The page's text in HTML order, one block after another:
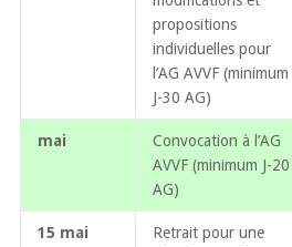
propositions
individuelles pour
l’AG AVVF (minimum
J-30 AG)
mai
Convocation à l’AG
AVVF (minimum J-20
AG)
15 mai
Retrait pour une